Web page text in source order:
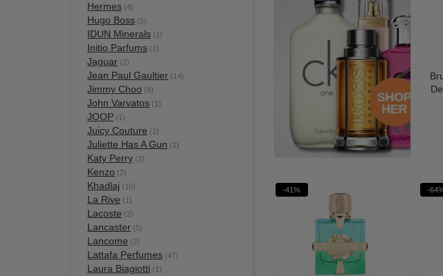
Hermes (4)
Hugo Boss (5)
IDUN Minerals (1)
Initio Parfums (1)
Jaguar (2)
Jean Paul Gaultier (14)
Jimmy Choo (8)
John Varvatos (1)
JOOP (1)
Juicy Couture (1)
Juliette Has A Gun (1)
Katy Perry (2)
Kenzo (2)
Khadlaj (10)
La Rive (1)
Lacoste (2)
Lancaster (5)
Lancome (2)
Lattafa Perfumes (47)
Laura Biagiotti (1)
-41% -